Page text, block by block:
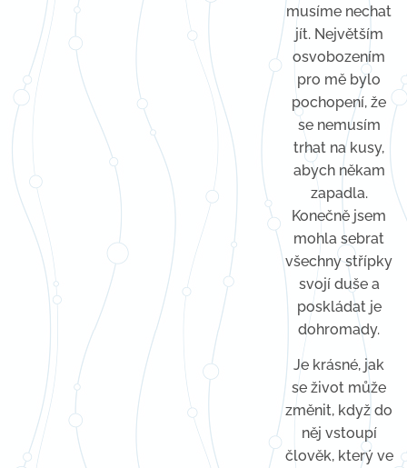
musíme nechat
jít. Největším
osvobozením
pro mě bylo
pochopení, že
se nemusím
trhat na kusy,
abych někam
zapadla.
Konečně jsem
mohla sebrat
všechny střípky
svojí duše a
poskládat je
dohromady.
Je krásné, jak
se život může
změnit, když do
něj vstoupí
člověk, který ve